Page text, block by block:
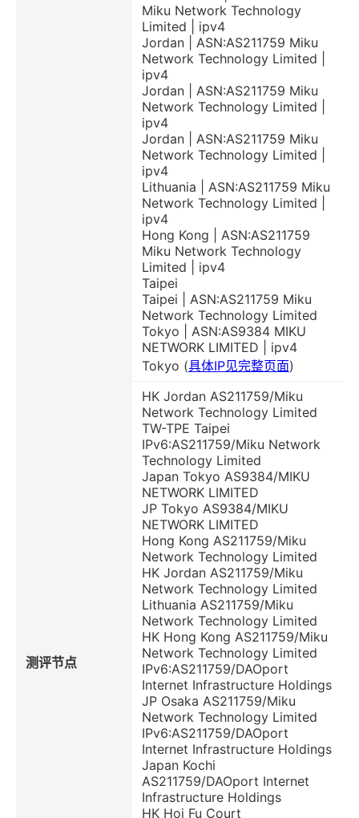
Miku Network Technology
Limited | ipv4
Jordan | ASN:AS211759 Miku
Network Technology Limited |
ipv4
Jordan | ASN:AS211759 Miku
Network Technology Limited |
ipv4
Jordan | ASN:AS211759 Miku
Network Technology Limited |
ipv4
Lithuania | ASN:AS211759 Miku
Network Technology Limited |
ipv4
Hong Kong | ASN:AS211759
Miku Network Technology
Limited | ipv4
Taipei
Taipei | ASN:AS211759 Miku
Network Technology Limited
Tokyo | ASN:AS9384 MIKU
NETWORK LIMITED | ipv4
Tokyo (具体IP见完整页面)
测评节点
HK Jordan AS211759/Miku
Network Technology Limited
TW-TPE Taipei
IPv6:AS211759/Miku Network
Technology Limited
Japan Tokyo AS9384/MIKU
NETWORK LIMITED
JP Tokyo AS9384/MIKU
NETWORK LIMITED
Hong Kong AS211759/Miku
Network Technology Limited
HK Jordan AS211759/Miku
Network Technology Limited
Lithuania AS211759/Miku
Network Technology Limited
HK Hong Kong AS211759/Miku
Network Technology Limited
IPv6:AS211759/DAOport
Internet Infrastructure Holdings
JP Osaka AS211759/Miku
Network Technology Limited
IPv6:AS211759/DAOport
Internet Infrastructure Holdings
Japan Kochi
AS211759/DAOport Internet
Infrastructure Holdings
HK Hoi Fu Court